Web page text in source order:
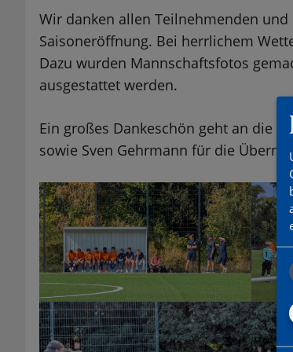
Wir danken allen Teilnehmenden
Saisoneröffnung. Bei herrlichem
Dazu wurden Mannschaftsfotos
ausgestattet werden.
Ein großes Dankeschön geht an die
sowie Sven Gehrmann für die